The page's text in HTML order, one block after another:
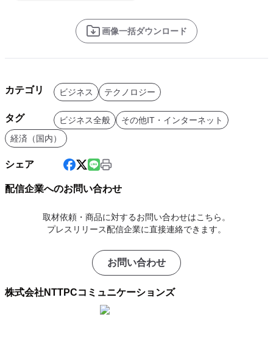
画像一括ダウンロード
カテゴリ ビジネス テクノロジー
タグ ビジネス全般
その他IT・インターネット
経済（国内）
シェア
配信企業へのお問い合わせ
取材依頼・商品に対するお問い合わせはこちら。
プレスリリース配信企業に直接連絡できます。
お問い合わせ
株式会社NTTPCコミュニケーションズ